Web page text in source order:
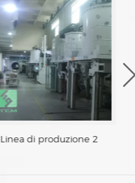
Linea di produzione 2